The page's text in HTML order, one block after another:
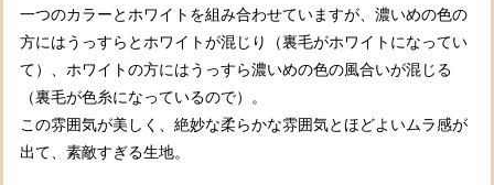
一つのカラーとホワイトを組み合わせていますが、濃いめの色の
方にはうっすらとホワイトが混じり（裏毛がホワイトになってい
て）、ホワイトの方にはうっすら濃いめの色の風合いが混じる
（裏毛が色糸になっているので）。
この雰囲気が美しく、絶妙な柔らかな雰囲気とほどよいムラ感が
出て、素敵すぎる生地。